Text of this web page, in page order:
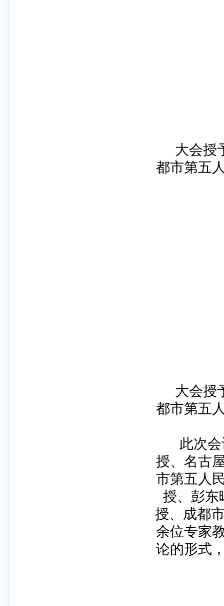
大会授
都市第五
大会授
都市第五
此次
授、名古
市第五人
授、彭东
授、成都
余位专家
论的形式